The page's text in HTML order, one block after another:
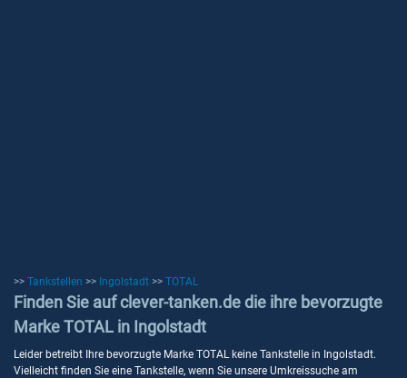
>> Tankstellen >> Ingolstadt >> TOTAL
Finden Sie auf clever-tanken.de die ihre bevorzugte
Marke TOTAL in Ingolstadt
Leider betreibt Ihre bevorzugte Marke TOTAL keine Tankstelle in Ingolstadt.
Vielleicht finden Sie eine Tankstelle, wenn Sie unsere Umkreissuche am